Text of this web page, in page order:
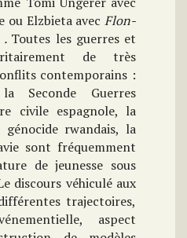
ou Elzbieta avec Flon-
. Toutes les guerres et
de très
contemporains :
Seconde Guerres
civile espagnole, la
rwandais, la
sont fréquemment
de jeunesse sous
discours véhiculé aux
trajectoires,
aspect